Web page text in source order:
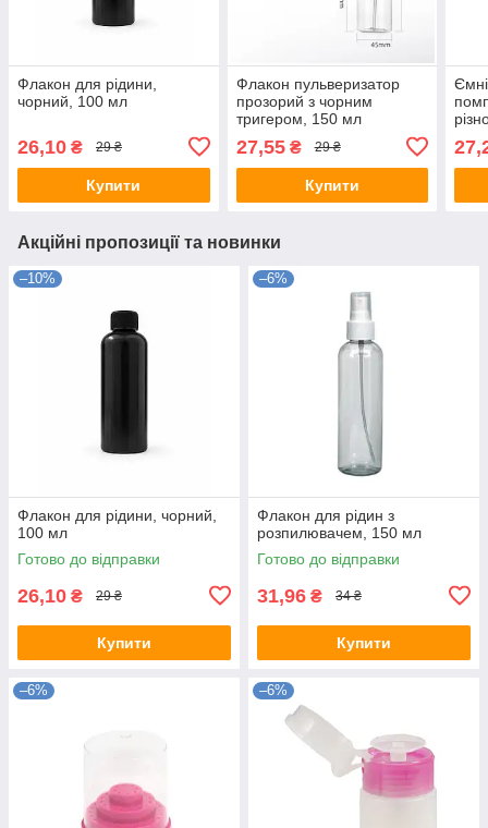
Флакон для рідини,
чорний, 100 мл
26,10 ₴ 29 ₴
Купити
Флакон пульверизатор
прозорий з чорним
тригером, 150 мл
27,55₴ 29 ₴
Купити
Акційні пропозиції та новинки
–10%
Флакон для рідини, чорний,
100 мл
Готово до відправки
26,10 ₴ 29 ₴
Купити
–6%
Флакон для рідин з
розпилювачем, 150 мл
Готово до відправки
31,96 ₴ 34 ₴
Купити
–6% –6%